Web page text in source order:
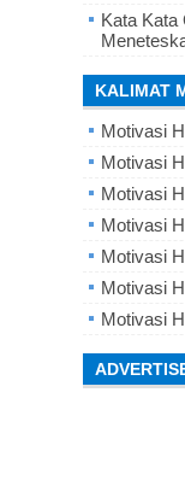
Kata Kata
KALIMAT
Motivasi
Motivasi
Motivasi
Motivasi
Motivasi
Motivasi
Motivasi